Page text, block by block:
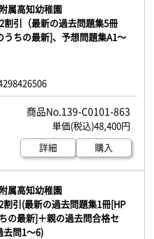
属高知幼稚園
引（最新の過去問題集5冊
うちの最新]、予想問題集A1～
139-C0101-863
48,400円
詳細
購入
属高知幼稚園
引(最新の過去問題集1冊[HP
の最新]＋親の過去問合格セ
去問1～6)